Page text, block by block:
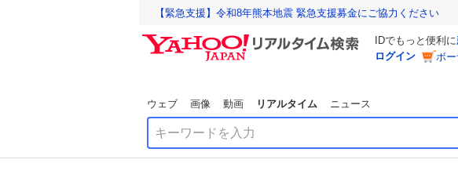
【緊急支援】令和8年熊本地震 緊急支援募金にご協力ください
IDでもっと便利に
ログイン
ボ
ウェブ 画像 動画 リアルタイム ニュース